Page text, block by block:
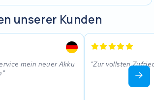
unserer Kunden
mein neuer Akku
Zur vollsten